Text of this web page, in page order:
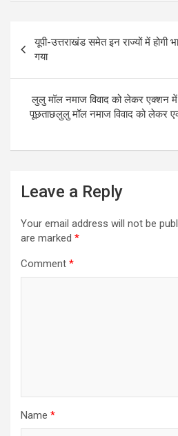
b
o
o
k
er
s
p
p
e
Post
navigation
यूपी-उत्तराखंड समेत इन राज्यों में होगी
गया
लुलु मॉल नमाज विवाद को लेकर एक्शन में
पूछताछलुलु मॉल नमाज विवाद को लेकर
Leave a Reply
Your email address will not be
are marked *
Comment *
Name *